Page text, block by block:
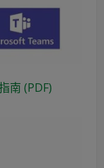
南 (PDF)